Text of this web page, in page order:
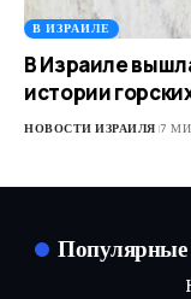
В ИЗРАИЛЕ
В Израиле
истории
НОВОСТИ ИЗРАИЛЯ 7
Популярные